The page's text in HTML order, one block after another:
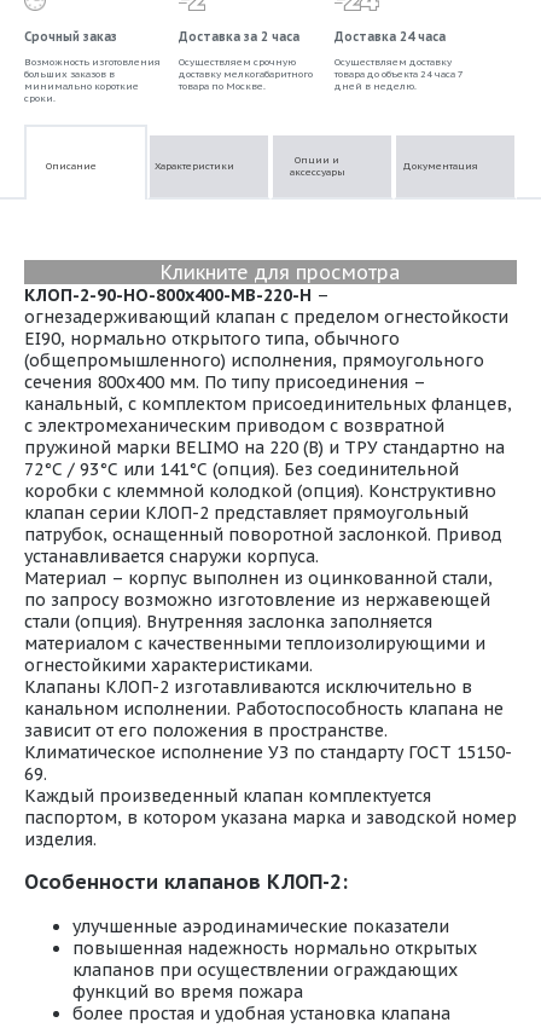
Срочный заказ
Возможность изготовления
больших заказов в
минимально короткие
сроки.
Доставка за 2 часа
Осуществляем срочную
доставку мелкогабаритного
товара по Москве.
Доставка 24 часа
Осуществляем доставку
товара до объекта 24 часа 7
дней в неделю.
Описание Характеристики
Опции и
аксессуары
Документация
Кликните для просмотра
КЛОП-2-90-НО-800х400-МВ-220-Н –
огнезадерживающий клапан с пределом огнестойкости
EI90, нормально открытого типа, обычного
(общепромышленного) исполнения, прямоугольного
сечения 800х400 мм. По типу присоединения –
канальный, с комплектом присоединительных фланцев,
с электромеханическим приводом с возвратной
пружиной марки BELIMO на 220 (В) и ТРУ стандартно на
72°С / 93°С или 141°С (опция). Без соединительной
коробки с клеммной колодкой (опция). Конструктивно
клапан серии КЛОП-2 представляет прямоугольный
патрубок, оснащенный поворотной заслонкой. Привод
устанавливается снаружи корпуса.
Материал – корпус выполнен из оцинкованной стали,
по запросу возможно изготовление из нержавеющей
стали (опция). Внутренняя заслонка заполняется
материалом с качественными теплоизолирующими и
огнестойкими характеристиками.
Клапаны КЛОП-2 изготавливаются исключительно в
канальном исполнении. Работоспособность клапана не
зависит от его положения в пространстве.
Климатическое исполнение УЗ по стандарту ГОСТ 15150-
69.
Каждый произведенный клапан комплектуется
паспортом, в котором указана марка и заводской номер
изделия.
Особенности клапанов КЛОП-2:
улучшенные аэродинамические показатели
повышенная надежность нормально открытых
клапанов при осуществлении ограждающих
функций во время пожара
более простая и удобная установка клапана